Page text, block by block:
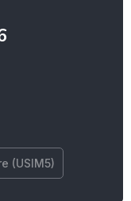
(USIM5)